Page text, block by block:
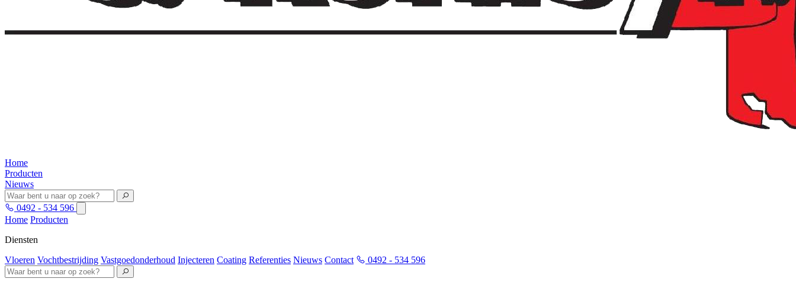
Home
Producten
Nieuws
0492 - 534 596
Home Producten
Diensten
Vloeren Vochtbestrijding Vastgoedonderhoud Injecteren Coating Referenties Nieuws Contact 0492 - 534 596